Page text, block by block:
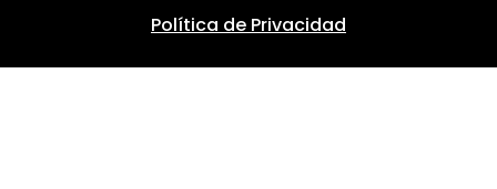
Política de Privacidad